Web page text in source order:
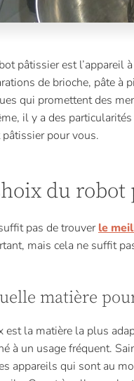
pâtissier est l’appareil
de brioche, pâte à
qui promettent des
il y a des
pour vous.
du robot
pas de trouverle
mais cela ne suffit
matière
est la matière la plus
à un usage fréquent.
appareils qui sont au